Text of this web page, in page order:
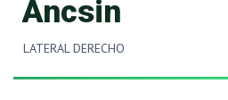
Ancsin
LATERAL DERECHO